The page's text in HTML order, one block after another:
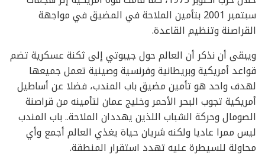
سبتمبر 2001 بتأمين الملاحة في المضيق في مواجهة
القراصنة وتنظيم القاعدة.
ويبقى أن نذكر أن العالم حول جيبوتي إلى ثكنة عسكرية تضم
قواعد أمريكية وبريطانية وفرنسية وصينية تعمل جميعها
لهدف واحد هو تأمين مضيق باب المندب، فضلا عن أساطيل
أمريكية تجوب البحر الأحمر وخليج عمان لتأمينه من قراصنة
الصومال وحركة الشباب اللذين يهددان الملاحة.. باب المندب
ليس ممرا عاديا ولكنه شريان حياة يغذي العالم أجمع وأي
محاولة للسيطرة عليه تهدد استقرار المنطقة.